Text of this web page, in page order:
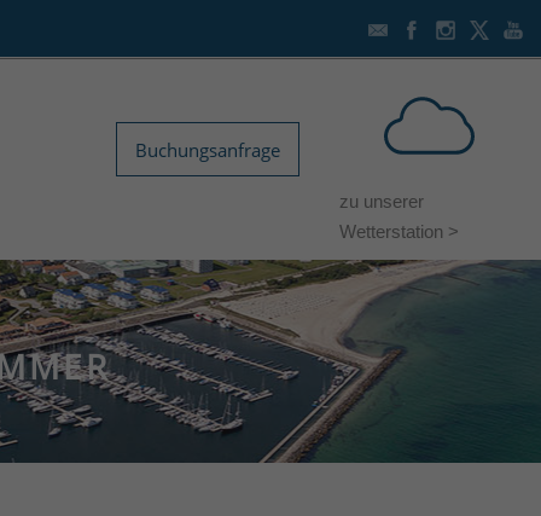
Buchungsanfrage
zu unserer
Wetterstation >